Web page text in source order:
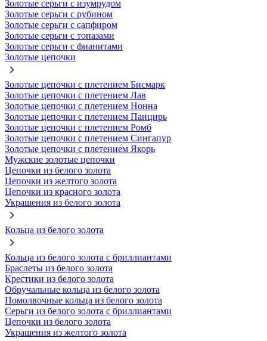
Золотые серьги с изумрудом
Золотые серьги с рубином
Золотые серьги с сапфиром
Золотые серьги с топазами
Золотые серьги с фианитами
Золотые цепочки
Золотые цепочки с плетением Бисмарк
Золотые цепочки с плетением Лав
Золотые цепочки с плетением Нонна
Золотые цепочки с плетением Панцирь
Золотые цепочки с плетением Ромб
Золотые цепочки с плетением Сингапур
Золотые цепочки с плетением Якорь
Мужские золотые цепочки
Цепочки из белого золота
Цепочки из желтого золота
Цепочки из красного золота
Украшения из белого золота
Кольца из белого золота
Кольца из белого золота с бриллиантами
Браслеты из белого золота
Крестики из белого золота
Обручальные кольца из белого золота
Помолвочные кольца из белого золота
Серьги из белого золота с бриллиантами
Цепочки из белого золота
Украшения из желтого золота